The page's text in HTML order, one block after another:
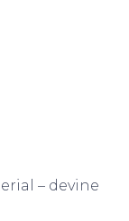
– devine